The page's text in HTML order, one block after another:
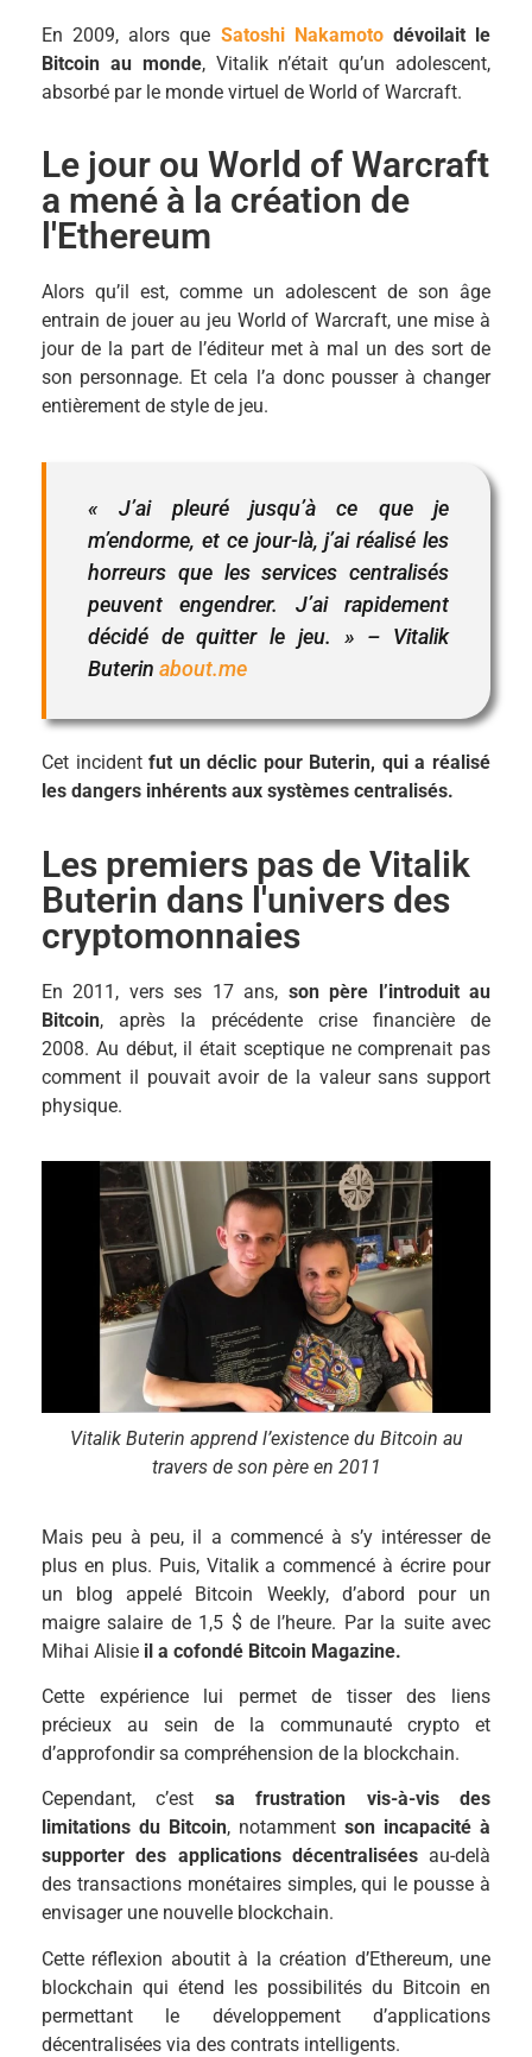
En 2009, alors que Satoshi Nakamotodévoilait le
Bitcoin au monde, Vitalik n’était qu’un adolescent,
absorbé par le monde virtuel de World of Warcraft.
Le jour ou World of Warcraft
a mené à la création de
l'Ethereum
Alors qu’il est, comme un adolescent de son âge
entrain de jouer au jeu World of Warcraft, une mise à
jour de la part de l’éditeur met à mal un des sort de
son personnage. Et cela l’a donc pousser à changer
entièrement de style de jeu.
« J’ai pleuré jusqu’à ce que je
m’endorme, et ce jour-là, j’ai réalisé les
horreurs que les services centralisés
peuvent engendrer. J’ai rapidement
décidé de quitter le jeu. » – Vitalik
Buterin about.me
Cet incidentfut un déclic pour Buterin, qui a réalisé
les dangers inhérents aux systèmes centralisés.
Les premiers pas de Vitalik
Buterin dans l'univers des
cryptomonnaies
En 2011, vers ses 17 ans, son père l’introduit au
Bitcoin, après la précédente crise financière de
2008. Au début, il était sceptique ne comprenait pas
comment il pouvait avoir de la valeur sans support
physique.
Vitalik Buterin apprend l’existence du Bitcoin au
travers de son père en 2011
Mais peu à peu, il a commencé à s’y intéresser de
plus en plus. Puis, Vitalik a commencé à écrire pour
un blog appelé Bitcoin Weekly, d’abord pour un
maigre salaire de 1,5 $ de l’heure. Par la suite avec
Mihai Alisie il a cofondé Bitcoin Magazine.
Cette expérience lui permet de tisser des liens
précieux au sein de la communauté crypto et
d’approfondir sa compréhension de la blockchain.
Cependant, c’est sa frustration vis-à-vis des
limitations du Bitcoin, notamment son incapacité à
supporter des applications décentraliséesau-delà
des transactions monétaires simples, qui le pousse à
envisager une nouvelle blockchain.
Cette réflexion aboutit à la création d’Ethereum, une
blockchain qui étend les possibilités du Bitcoin en
permettant le développement d’applications
décentralisées via des contrats intelligents.